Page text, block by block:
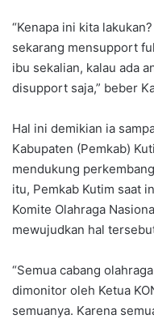
“Kenapa ini kita
sekarang mensupport
ibu sekalian, kalau ada
disupport saja,” beber
Hal ini demikian ia
Kabupaten (Pemkab)
mendukung
itu, Pemkab Kutim saat
Komite Olahraga
mewujudkan hal
“Semua cabang
dimonitor oleh Ketua
semuanya. Karena